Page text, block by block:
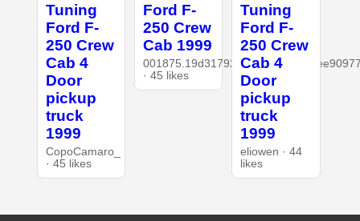
Tuning
Ford F-
250 Crew
Cab 4
Door
pickup
truck
1999
CopoCamaro_
· 45 likes
Ford F-
250 Crew
Cab 1999
· 45 likes
Tuning
Ford F-
250 Crew
Cab 4
Door
pickup
truck
1999
eliowen · 44
likes